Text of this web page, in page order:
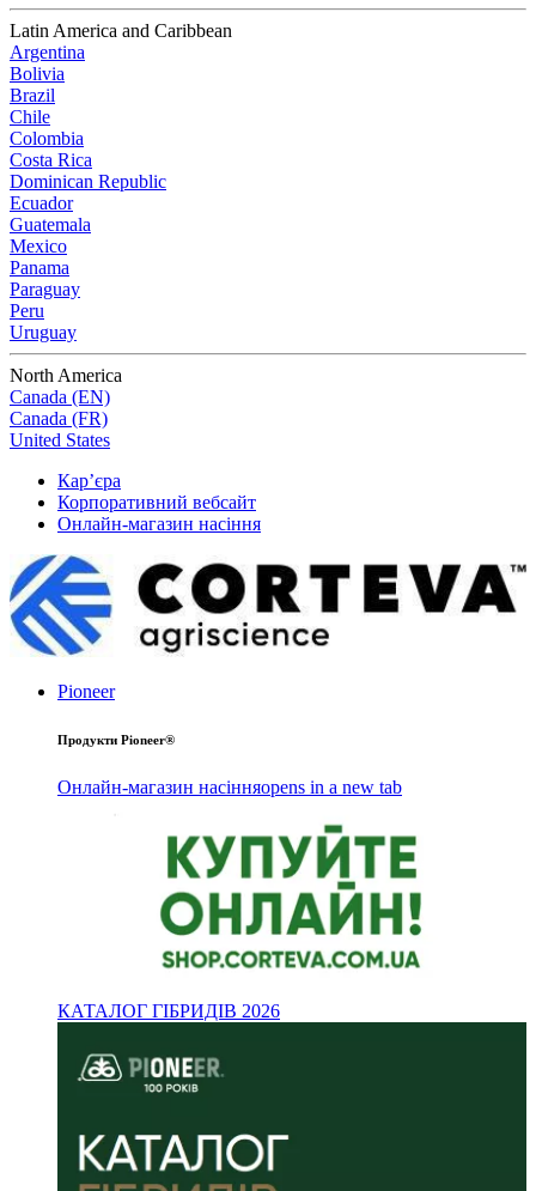
Latin America and Caribbean
Argentina
Bolivia
Brazil
Chile
Colombia
Costa Rica
Dominican Republic
Ecuador
Guatemala
Mexico
Panama
Paraguay
Peru
Uruguay
North America
Canada (EN)
Canada (FR)
United States
Кар’єра
Корпоративний вебсайт
Онлайн-магазин насіння
Pioneer
Продукти Pioneer®
Онлайн-магазин насінняopens in a new tab
КАТАЛОГ ГІБРИДІВ 2026